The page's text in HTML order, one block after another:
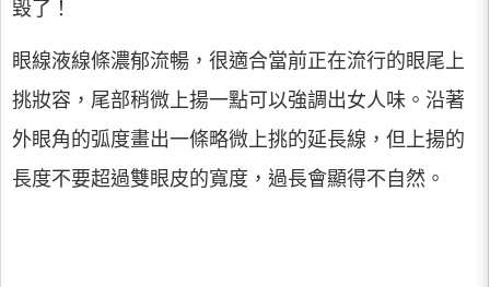
毀了！
眼線液線條濃郁流暢，很適合當前正在流行的眼尾上
挑妝容，尾部稍微上揚一點可以強調出女人味。沿著
外眼角的弧度畫出一條略微上挑的延長線，但上揚的
長度不要超過雙眼皮的寬度，過長會顯得不自然。